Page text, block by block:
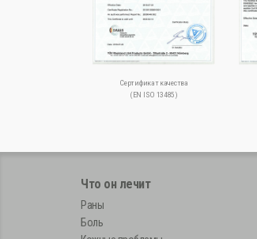
Сертификат качества
(EN ISO 13485)
Что он лечит
Раны
Боль